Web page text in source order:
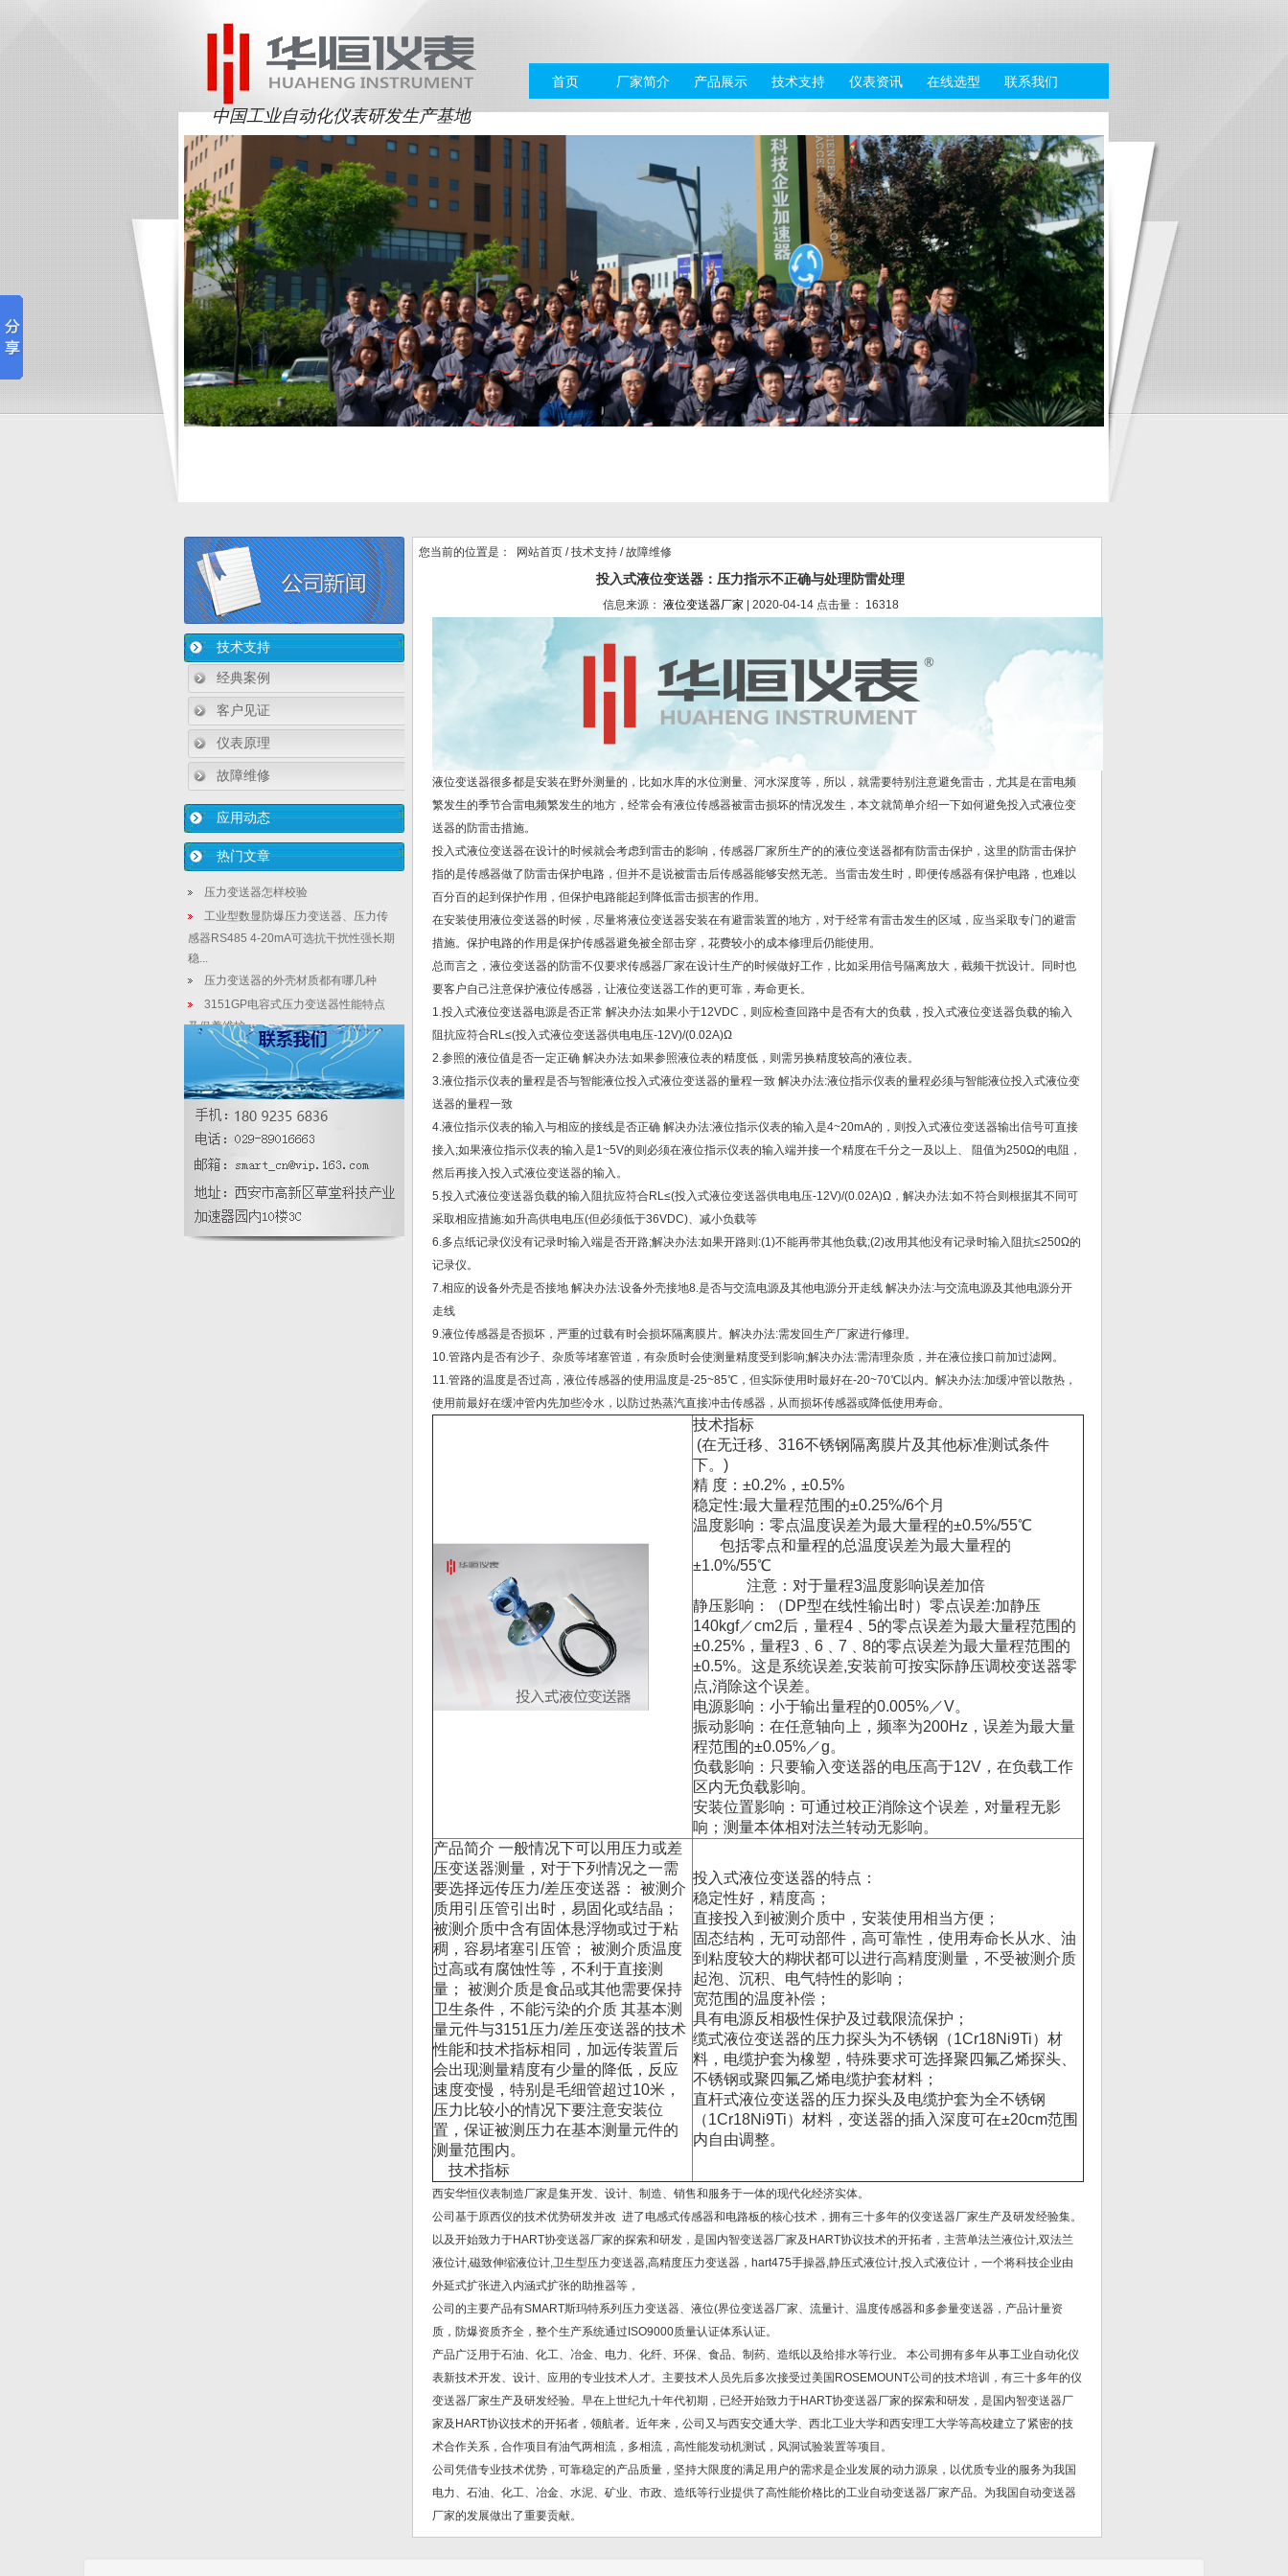
中国工业自动化仪表研发生产基地
首页 厂家简介 产品展示 技术支持 仪表资讯 在线选型 联系我们
技术支持
经典案例
客户见证
仪表原理
故障维修
应用动态
热门文章
压力变送器怎样校验
工业型数显防爆压力变送器、压力传
感器RS485 4-20mA可选抗干扰性强长期
稳...
压力变送器的外壳材质都有哪几种
3151GP电容式压力变送器性能特点
及保养维护
雷达液位计的原理
电容式压力变送器的应用范围及产品
特点介绍
数显式磁翻板液位计化工罐体测量0.1
级精度6大考虑因素
压力变送器连接引压管需要注意的事
项有哪些
您当前的位置是： 网站首页 /技术支持 / 故障维修
投入式液位变送器：压力指示不正确与处理防雷处理
信息来源： 液位变送器厂家 | 2020-04-14 点击量： 16318
液位变送器很多都是安装在野外测量的，比如水库的水位测量、河水深度等，所以，就需要特别注意避免雷击，尤其是在雷电频
繁发生的季节合雷电频繁发生的地方，经常会有液位传感器被雷击损坏的情况发生，本文就简单介绍一下如何避免投入式液位变
送器的防雷击措施。
投入式液位变送器在设计的时候就会考虑到雷击的影响，传感器厂家所生产的的液位变送器都有防雷击保护，这里的防雷击保护
指的是传感器做了防雷击保护电路，但并不是说被雷击后传感器能够安然无恙。当雷击发生时，即便传感器有保护电路，也难以
百分百的起到保护作用，但保护电路能起到降低雷击损害的作用。
在安装使用液位变送器的时候，尽量将液位变送器安装在有避雷装置的地方，对于经常有雷击发生的区域，应当采取专门的避雷
措施。保护电路的作用是保护传感器避免被全部击穿，花费较小的成本修理后仍能使用。
总而言之，液位变送器的防雷不仅要求传感器厂家在设计生产的时候做好工作，比如采用信号隔离放大，截频干扰设计。同时也
要客户自己注意保护液位传感器，让液位变送器工作的更可靠，寿命更长。
1.投入式液位变送器电源是否正常 解决办法:如果小于12VDC，则应检查回路中是否有大的负载，投入式液位变送器负载的输入
阻抗应符合RL≤(投入式液位变送器供电电压-12V)/(0.02A)Ω
2.参照的液位值是否一定正确 解决办法:如果参照液位表的精度低，则需另换精度较高的液位表。
3.液位指示仪表的量程是否与智能液位投入式液位变送器的量程一致 解决办法:液位指示仪表的量程必须与智能液位投入式液位变
送器的量程一致
4.液位指示仪表的输入与相应的接线是否正确 解决办法:液位指示仪表的输入是4~20mA的，则投入式液位变送器输出信号可直接
接入;如果液位指示仪表的输入是1~5V的则必须在液位指示仪表的输入端并接一个精度在千分之一及以上、 阻值为250Ω的电阻，
然后再接入投入式液位变送器的输入。
5.投入式液位变送器负载的输入阻抗应符合RL≤(投入式液位变送器供电电压-12V)/(0.02A)Ω，解决办法:如不符合则根据其不同可
采取相应措施:如升高供电电压(但必须低于36VDC)、减小负载等
6.多点纸记录仪没有记录时输入端是否开路;解决办法:如果开路则:(1)不能再带其他负载;(2)改用其他没有记录时输入阻抗≤250Ω的
记录仪。
7.相应的设备外壳是否接地 解决办法:设备外壳接地8.是否与交流电源及其他电源分开走线 解决办法:与交流电源及其他电源分开
走线
9.液位传感器是否损坏，严重的过载有时会损坏隔离膜片。解决办法:需发回生产厂家进行修理。
10.管路内是否有沙子、杂质等堵塞管道，有杂质时会使测量精度受到影响;解决办法:需清理杂质，并在液位接口前加过滤网。
11.管路的温度是否过高，液位传感器的使用温度是-25~85℃，但实际使用时最好在-20~70℃以内。解决办法:加缓冲管以散热，
使用前最好在缓冲管内先加些冷水，以防过热蒸汽直接冲击传感器，从而损坏传感器或降低使用寿命。
技术指标
(在无迁移、316不锈钢隔离膜片及其他标准测试条件
下。)
精 度：±0.2%，±0.5%
稳定性:最大量程范围的±0.25%/6个月
温度影响：零点温度误差为最大量程的±0.5%/55℃
包括零点和量程的总温度误差为最大量程的
±1.0%/55℃
注意：对于量程3温度影响误差加倍
静压影响：（DP型在线性输出时）零点误差:加静压
140kgf／cm2后，量程4﹑5的零点误差为最大量程范围的
±0.25%，量程3﹑6﹑7﹑8的零点误差为最大量程范围的
±0.5%。这是系统误差,安装前可按实际静压调校变送器零
点,消除这个误差。
电源影响：小于输出量程的0.005%／V。
振动影响：在任意轴向上，频率为200Hz，误差为最大量
程范围的±0.05%／g。
负载影响：只要输入变送器的电压高于12V，在负载工作
区内无负载影响。
安装位置影响：可通过校正消除这个误差，对量程无影
响；测量本体相对法兰转动无影响。
产品简介 一般情况下可以用压力或差
压变送器测量，对于下列情况之一需
要选择远传压力/差压变送器： 被测介
质用引压管引出时，易固化或结晶；
被测介质中含有固体悬浮物或过于粘
稠，容易堵塞引压管； 被测介质温度
过高或有腐蚀性等，不利于直接测
量； 被测介质是食品或其他需要保持
卫生条件，不能污染的介质 其基本测
量元件与3151压力/差压变送器的技术
性能和技术指标相同，加远传装置后
会出现测量精度有少量的降低，反应
速度变慢，特别是毛细管超过10米，
压力比较小的情况下要注意安装位
置，保证被测压力在基本测量元件的
测量范围内。
技术指标
投入式液位变送器的特点：
稳定性好，精度高；
直接投入到被测介质中，安装使用相当方便；
固态结构，无可动部件，高可靠性，使用寿命长从水、油
到粘度较大的糊状都可以进行高精度测量，不受被测介质
起泡、沉积、电气特性的影响；
宽范围的温度补偿；
具有电源反相极性保护及过载限流保护；
缆式液位变送器的压力探头为不锈钢（1Cr18Ni9Ti）材
料，电缆护套为橡塑，特殊要求可选择聚四氟乙烯探头、
不锈钢或聚四氟乙烯电缆护套材料；
直杆式液位变送器的压力探头及电缆护套为全不锈钢
（1Cr18Ni9Ti）材料，变送器的插入深度可在±20cm范围
内自由调整。
西安华恒仪表制造厂家是集开发、设计、制造、销售和服务于一体的现代化经济实体。
公司基于原西仪的技术优势研发并改 进了电感式传感器和电路板的核心技术，拥有三十多年的仪变送器厂家生产及研发经验集。
以及开始致力于HART协变送器厂家的探索和研发，是国内智变送器厂家及HART协议技术的开拓者，主营单法兰液位计,双法兰
液位计,磁致伸缩液位计,卫生型压力变送器,高精度压力变送器，hart475手操器,静压式液位计,投入式液位计，一个将科技企业由
外延式扩张进入内涵式扩张的助推器等，
公司的主要产品有SMART斯玛特系列压力变送器、液位(界位变送器厂家、流量计、温度传感器和多参量变送器，产品计量资
质，防爆资质齐全，整个生产系统通过ISO9000质量认证体系认证。
产品广泛用于石油、化工、冶金、电力、化纤、环保、食品、制药、造纸以及给排水等行业。 本公司拥有多年从事工业自动化仪
表新技术开发、设计、应用的专业技术人才。主要技术人员先后多次接受过美国ROSEMOUNT公司的技术培训，有三十多年的仪
变送器厂家生产及研发经验。早在上世纪九十年代初期，已经开始致力于HART协变送器厂家的探索和研发，是国内智变送器厂
家及HART协议技术的开拓者，领航者。近年来，公司又与西安交通大学、西北工业大学和西安理工大学等高校建立了紧密的技
术合作关系，合作项目有油气两相流，多相流，高性能发动机测试，风洞试验装置等项目。
公司凭借专业技术优势，可靠稳定的产品质量，坚持大限度的满足用户的需求是企业发展的动力源泉，以优质专业的服务为我国
电力、石油、化工、冶金、水泥、矿业、市政、造纸等行业提供了高性能价格比的工业自动变送器厂家产品。为我国自动变送器
厂家的发展做出了重要贡献。